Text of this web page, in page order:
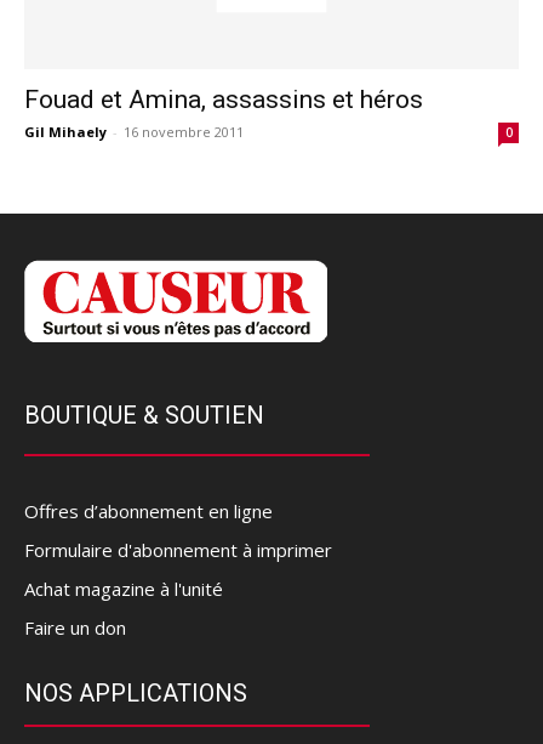
Fouad et Amina, assassins et héros
Gil Mihaely - 16 novembre 2011 0
BOUTIQUE & SOUTIEN
Offres d’abonnement en ligne
Formulaire d'abonnement à imprimer
Achat magazine à l'unité
Faire un don
NOS APPLICATIONS